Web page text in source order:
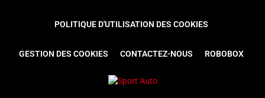
POLITIQUE D'UTILISATION DES COOKIES
GESTION DES COOKIES CONTACTEZ-NOUS ROBOBOX